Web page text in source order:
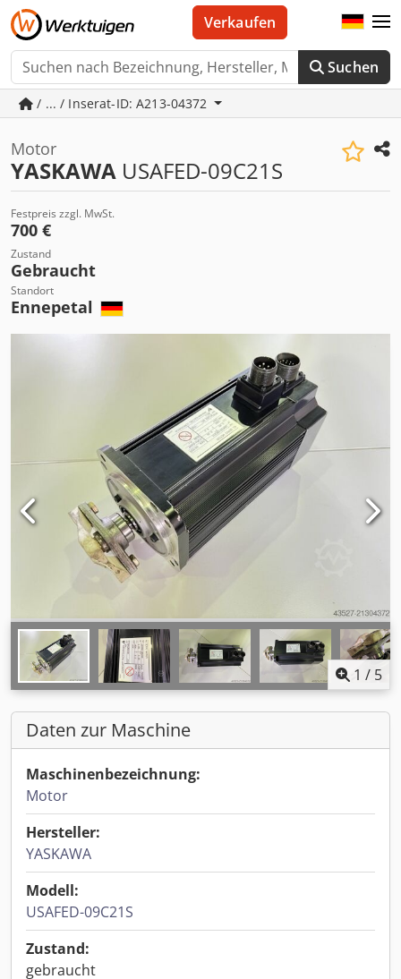
Suchen
Verkaufen
/ ... / Inserat-ID: A213-04372
Motor
YASKAWA USAFED-09C21S
Festpreis zzgl. MwSt.
700 €
Zustand
Gebraucht
Standort
Ennepetal
1 / 5
Daten zur Maschine
Maschinenbezeichnung:
Motor
Hersteller:
YASKAWA
Modell:
USAFED-09C21S
Zustand:
gebraucht